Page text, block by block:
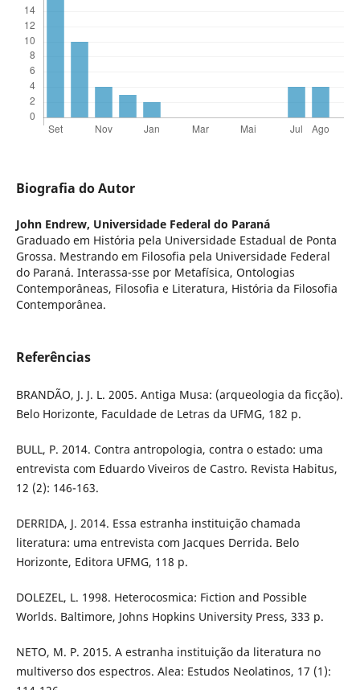
Biografia do Autor
John Endrew, Universidade Federal do Paraná
Graduado em História pela Universidade Estadual de Ponta
Grossa. Mestrando em Filosofia pela Universidade Federal
do Paraná. Interassa-sse por Metafísica, Ontologias
Contemporâneas, Filosofia e Literatura, História da Filosofia
Contemporânea.
Referências
BRANDÃO, J. J. L. 2005. Antiga Musa: (arqueologia da ficção).
Belo Horizonte, Faculdade de Letras da UFMG, 182 p.
BULL, P. 2014. Contra antropologia, contra o estado: uma
entrevista com Eduardo Viveiros de Castro. Revista Habitus,
12 (2): 146-163.
DERRIDA, J. 2014. Essa estranha instituição chamada
literatura: uma entrevista com Jacques Derrida. Belo
Horizonte, Editora UFMG, 118 p.
DOLEZEL, L. 1998. Heterocosmica: Fiction and Possible
Worlds. Baltimore, Johns Hopkins University Press, 333 p.
NETO, M. P. 2015. A estranha instituição da literatura no
multiverso dos espectros. Alea: Estudos Neolatinos, 17 (1):